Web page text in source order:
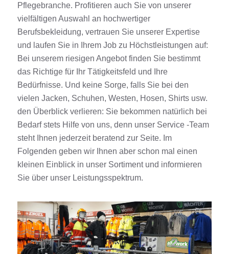
Pflegebranche. Profitieren auch Sie von unserer
vielfältigen Auswahl an hochwertiger
Berufsbekleidung, vertrauen Sie unserer Expertise
und laufen Sie in Ihrem Job zu Höchstleistungen auf:
Bei unserem riesigen Angebot finden Sie bestimmt
das Richtige für Ihr Tätigkeitsfeld und Ihre
Bedürfnisse. Und keine Sorge, falls Sie bei den
vielen Jacken, Schuhen, Westen, Hosen, Shirts usw.
den Überblick verlieren: Sie bekommen natürlich bei
Bedarf stets Hilfe von uns, denn unser Service -Team
steht Ihnen jederzeit beratend zur Seite. Im
Folgenden geben wir Ihnen aber schon mal einen
kleinen Einblick in unser Sortiment und informieren
Sie über unser Leistungsspektrum.